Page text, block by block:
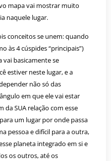
mapa vai mostrar muito
naquele lugar.
conceitos se unem: quando
às 4 cúspides “principais”)
vai basicamente se
estiver neste lugar, e a
não só das
em que ele vai estar
da SUA relação com esse
um lugar por onde passa
pessoa e difícil para a outra,
planeta integrado em si e
os outros, até os